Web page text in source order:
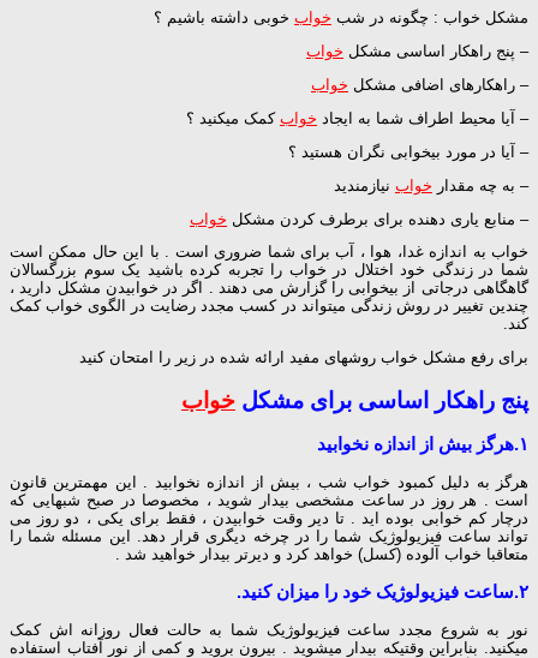
مشکل خواب : چگونه در شب خواب خوبی داشته باشیم ؟
– پنج راهکار اساسی مشکل خواب
– راهکارهای اضافی مشکل خواب
– آیا محیط اطراف شما به ایجاد خواب کمک میکنید ؟
– آیا در مورد بیخوابی نگران هستید ؟
– به چه مقدار خواب نیازمندید
– منابع یاری دهنده برای برطرف کردن مشکل خواب
خواب به اندازه غدا، هوا ، آب برای شما ضروری است . با این حال ممکن است
شما در زندگی خود اختلال در خواب را تجربه کرده باشید یک سوم بزرگسالان
گاهگاهی درجاتی از بیخوابی را گزارش می دهند . اگر در خوابیدن مشکل دارید ،
چندین تغییر در روش زندگی میتواند در کسب مجدد رضایت در الگوی خواب کمک
کند.
برای رفع مشکل خواب روشهای مفید ارائه شده در زیر را امتحان کنید
پنج راهکار اساسی برای مشکل خواب
۱.هرگز بیش از اندازه نخوابید
هرگز به دلیل کمبود خواب شب ، بیش از اندازه نخوابید . این مهمترین قانون
است . هر روز در ساعت مشخصی بیدار شوید ، مخصوصا در صبح شبهایی که
درچار کم خوابی بوده اید . تا دیر وقت خوابیدن ، فقط برای یکی ، دو روز می
تواند ساعت فیزیولوژیک شما را در چرخه دیگری قرار دهد. این مسئله شما را
متعاقبا خواب آلوده (کسل) خواهد کرد و دیرتر بیدار خواهید شد .
۲.ساعت فیزیولوژیک خود را میزان کنید.
نور به شروع مجدد ساعت فیزیولوژیک شما به حالت فعال روزانه اش کمک
میکنید. بنابراین وقتیکه بیدار میشوید . بیرون بروید و کمی از نور آفتاب استفاده